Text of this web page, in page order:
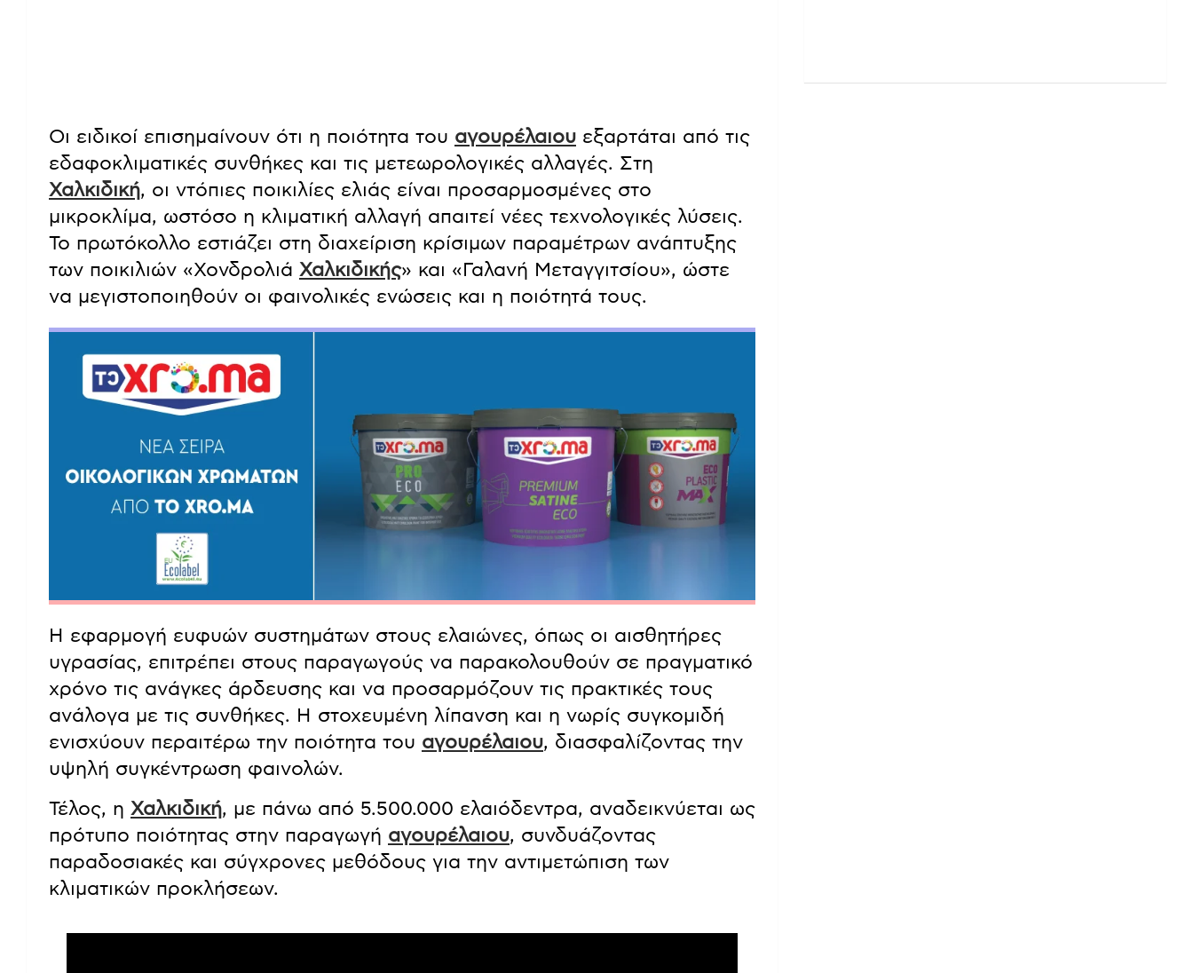
Οι ειδικοί επισημαίνουν ότι η ποιότητα του αγουρέλαιου εξαρτάται από τις
εδαφοκλιματικές συνθήκες και τις μετεωρολογικές αλλαγές. Στη
Χαλκιδική, οι ντόπιες ποικιλίες ελιάς είναι προσαρμοσμένες στο
μικροκλίμα, ωστόσο η κλιματική αλλαγή απαιτεί νέες τεχνολογικές λύσεις.
Το πρωτόκολλο εστιάζει στη διαχείριση κρίσιμων παραμέτρων ανάπτυξης
των ποικιλιών «Χονδρολιά Χαλκιδικής» και «Γαλανή Μεταγγιτσίου», ώστε
να μεγιστοποιηθούν οι φαινολικές ενώσεις και η ποιότητά τους.
Η εφαρμογή ευφυών συστημάτων στους ελαιώνες, όπως οι αισθητήρες
υγρασίας, επιτρέπει στους παραγωγούς να παρακολουθούν σε πραγματικό
χρόνο τις ανάγκες άρδευσης και να προσαρμόζουν τις πρακτικές τους
ανάλογα με τις συνθήκες. Η στοχευμένη λίπανση και η νωρίς συγκομιδή
ενισχύουν περαιτέρω την ποιότητα του αγουρέλαιου, διασφαλίζοντας την
υψηλή συγκέντρωση φαινολών.
Τέλος, η Χαλκιδική, με πάνω από 5.500.000 ελαιόδεντρα, αναδεικνύεται ως
πρότυπο ποιότητας στην παραγωγή αγουρέλαιου, συνδυάζοντας
παραδοσιακές και σύγχρονες μεθόδους για την αντιμετώπιση των
κλιματικών προκλήσεων.